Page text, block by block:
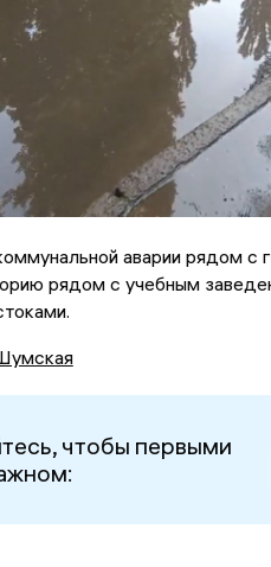
аварии рядом с
рядом с учебным
чтобы первыми